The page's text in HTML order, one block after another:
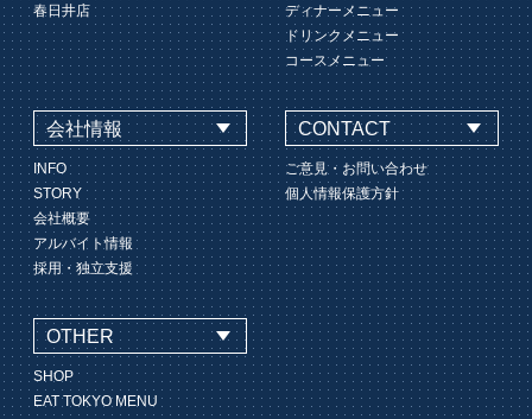
春日井店
ディナーメニュー
ドリンクメニュー
コースメニュー
会社情報
INFO
STORY
会社概要
アルバイト情報
採用・独立支援
CONTACT
ご意見・お問い合わせ
個人情報保護方針
OTHER
SHOP
EAT TOKYO MENU